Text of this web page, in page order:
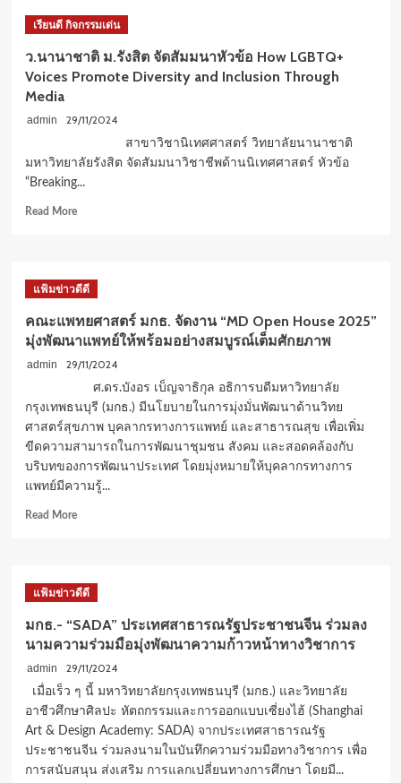
วัด
พิธี
ปริญญา
2567
เรียนดี กิจกรรมเด่น
ว.นานาชาติ ม.รังสิต จัดสัมมนาหัวข้อ How LGBTQ+
Voices Promote Diversity and Inclusion Through
Media
admin 29/11/2024
สาขาวิชานิเทศศาสตร์ วิทยาลัยนานาชาติ
มหาวิทยาลัยรังสิต จัดสัมมนาวิชาชีพด้านนิเทศศาสตร์ หัวข้อ
“Breaking...
Read MoreRead
จัด
หัวข้อ
How
LGBTQ+
Diversity
and
Inclusion
Through
Media
แฟ้มข่าวดีดี
คณะแพทยศาสตร์ มกธ. จัดงาน “MD Open House 2025”
มุ่งพัฒนาแพทย์ให้พร้อมอย่างสมบูรณ์เต็มศักยภาพ
admin 29/11/2024
ศ.ดร.บังอร เบ็ญจาธิกุล อธิการบดีมหาวิทยาลัย
กรุงเทพธนบุรี (มกธ.) มีนโยบายในการมุ่งมั่นพัฒนาด้านวิทย
ศาสตร์สุขภาพ บุคลากรทางการแพทย์ และสาธารณสุข เพื่อเพิ่ม
ขีดความสามารถในการพัฒนาชุมชน สังคม และสอดคล้องกับ
บริบทของการพัฒนาประเทศ โดยมุ่งหมายให้บุคลากรทางการ
แพทย์มีความรู้...
Read MoreRead
มกธ.
งาน
“MD
Open
House
2025”
มุ่ง
พัฒนา
แพทย์
ให้
แฟ้มข่าวดีดี
มกธ.- “SADA” ประเทศสาธารณรัฐประชาชนจีน ร่วมลง
นามความร่วมมือมุ่งพัฒนาความก้าวหน้าทางวิชาการ
admin 29/11/2024
เมื่อเร็ว ๆ นี้ มหาวิทยาลัยกรุงเทพธนบุรี (มกธ.) และวิทยาลัย
อาชีวศึกษาศิลปะ หัตถกรรมและการออกแบบเซี่ยงไฮ้ (Shanghai
Art & Design Academy: SADA) จากประเทศสาธารณรัฐ
ประชาชนจีน ร่วมลงนามในบันทึกความร่วมมือทางวิชาการ เพื่อ
การสนับสนุน ส่งเสริม การแลกเปลี่ยนทางการศึกษา โดยมี...